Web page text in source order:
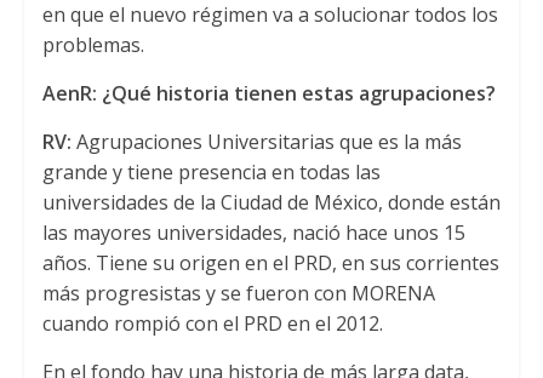
en que el nuevo régimen va a solucionar todos los
problemas.
AenR: ¿Qué historia tienen estas agrupaciones?
RV: Agrupaciones Universitarias que es la más
grande y tiene presencia en todas las
universidades de la Ciudad de México, donde están
las mayores universidades, nació hace unos 15
años. Tiene su origen en el PRD, en sus corrientes
más progresistas y se fueron con MORENA
cuando rompió con el PRD en el 2012.
En el fondo hay una historia de más larga data,